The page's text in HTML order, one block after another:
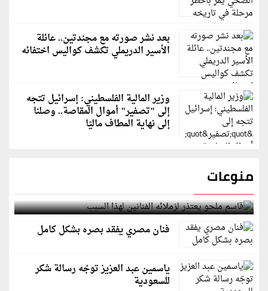
بعد نشر صورته مع مجندتين.. عائلة
الأسير الدريملي تكشف كواليس اختفائه
وزير المالية الفلسطيني: إسرائيل تتجه
إلى "تصفير" أموال المقاصة.. وصلنا
إلى نهاية المطاف ماليًا
منوعات
قاسم ملحو يعتذر لزملائه الفنانين لهذا السبب
فنان مصري يفقد بصره بشكل كامل
ياسمين عبد العزيز توجّه رسالة شكر
للسعودية